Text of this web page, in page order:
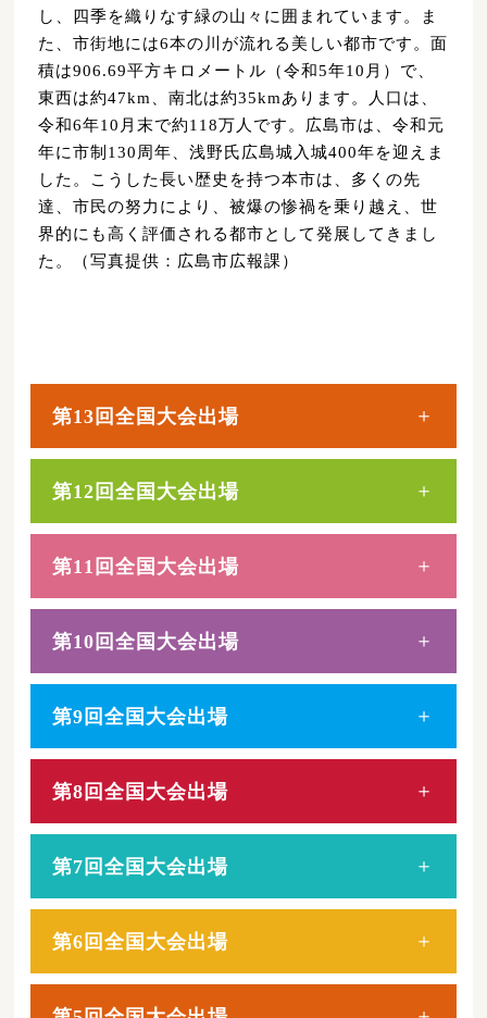
し、四季を織りなす緑の山々に囲まれています。ま
た、市街地には6本の川が流れる美しい都市です。面
積は906.69平方キロメートル（令和5年10月）で、
東西は約47km、南北は約35kmあります。人口は、
令和6年10月末で約118万人です。広島市は、令和元
年に市制130周年、浅野氏広島城入城400年を迎えま
した。こうした長い歴史を持つ本市は、多くの先
達、市民の努力により、被爆の惨禍を乗り越え、世
界的にも高く評価される都市として発展してきまし
た。（写真提供：広島市広報課）
第13回全国大会出場
第12回全国大会出場
第11回全国大会出場
第10回全国大会出場
第9回全国大会出場
第8回全国大会出場
第7回全国大会出場
第6回全国大会出場